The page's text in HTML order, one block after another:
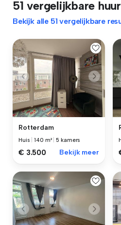
51 vergelijkbare
Bekijk alle 51 vergelijkbare
Rotterdam
Huis |140 m² |5 kamers
€ 3.500 Bekijk meer